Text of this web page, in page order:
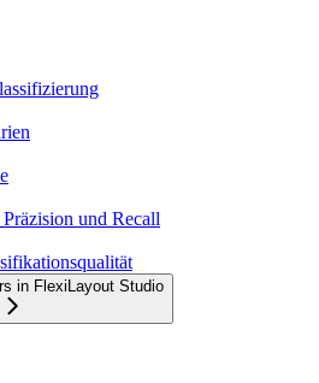
und Recall
in FlexiLayout Studio